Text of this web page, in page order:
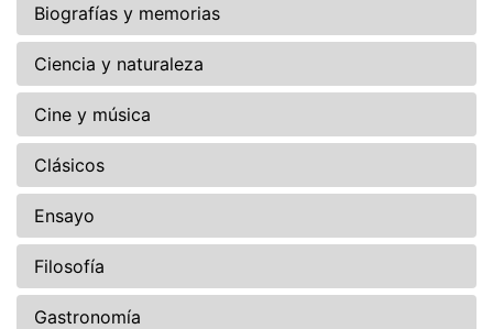
Biografías y memorias
Ciencia y naturaleza
Cine y música
Clásicos
Ensayo
Filosofía
Gastronomía